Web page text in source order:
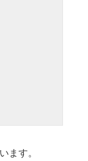
ます。